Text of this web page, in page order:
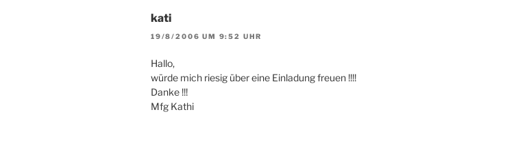
kati
19/8/2006 UM 9:52 UHR
Hallo,
würde mich riesig über eine Einladung freuen !!!!
Danke !!!
Mfg Kathi